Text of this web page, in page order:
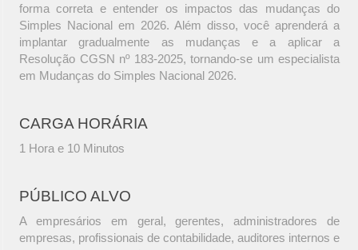
forma correta e entender os impactos das mudanças do
Simples Nacional em 2026. Além disso, você aprenderá a
implantar gradualmente as mudanças e a aplicar a
Resolução CGSN nº 183-2025, tornando-se um especialista
em Mudanças do Simples Nacional 2026.
CARGA HORÁRIA
1 Hora e 10 Minutos
PÚBLICO ALVO
A empresários em geral, gerentes, administradores de
empresas, profissionais de contabilidade, auditores internos e